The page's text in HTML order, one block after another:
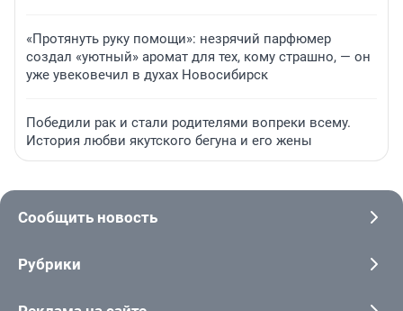
«Протянуть руку помощи»: незрячий парфюмер
создал «уютный» аромат для тех, кому страшно, — он
уже увековечил в духах Новосибирск
Победили рак и стали родителями вопреки всему.
История любви якутского бегуна и его жены
Сообщить новость
Рубрики